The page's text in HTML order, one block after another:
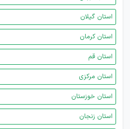
استان گیلان
استان کرمان
استان قم
استان مرکزی
استان خوزستان
استان زنجان